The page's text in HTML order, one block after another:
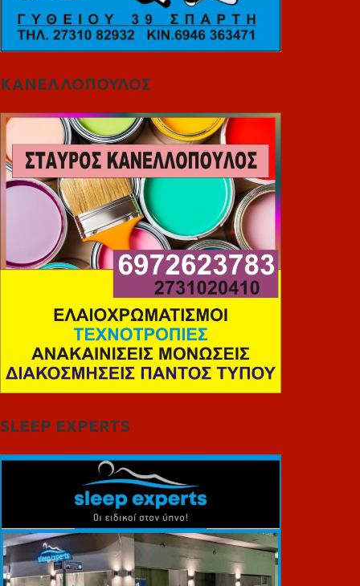
ΚΑΝΕΛΛΟΠΟΥΛΟΣ
SLEEP EXPERTS